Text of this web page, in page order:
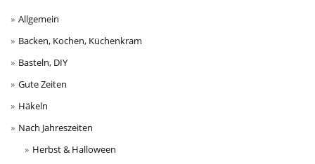
Allgemein
Backen, Kochen, Küchenkram
Basteln, DIY
Gute Zeiten
Häkeln
Nach Jahreszeiten
Herbst & Halloween